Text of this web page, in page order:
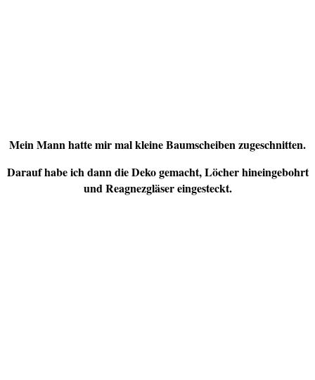
Mein Mann hatte mir mal kleine Baumscheiben zugeschnitten.
Darauf habe ich dann die Deko gemacht, Löcher hineingebohrt
und Reagnezgläser eingesteckt.